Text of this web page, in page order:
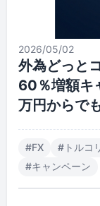
2026/05/02
外為どっと
60％増額キ
万円からで
#FX # トルコ
#キャンペーン